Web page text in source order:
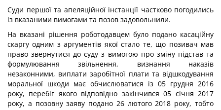
Суди першої та апеляційної інстанції частково погодились
із вказаними вимогами та позов задовольнили.
На вказані рішення роботодавцем було подано касаційну
скаргу одним з аргументів якої стало те, що позивач мав
право звернутися до суду з вимогою про зміну підстав та
формулювання звільнення, визнання наказів
незаконними, виплати заробітної плати та відшкодування
моральної шкоди має обчислюватися із 05 грудня 2016
року, перебіг якого відповідно закінчився 05 січня 2017
року, а позовну заяву подано 26 лютого 2018 року, тобто